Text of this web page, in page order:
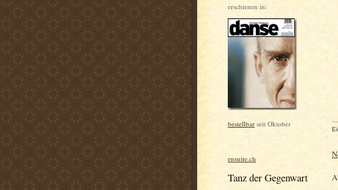
erschienen in:
bestellbar seit Oktober
ensuite.ch
Tanz der Gegenwart